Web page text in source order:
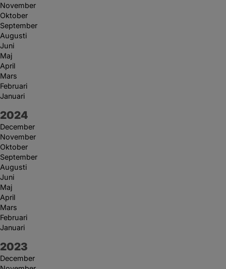
November
Oktober
September
Augusti
Juni
Maj
April
Mars
Februari
Januari
År:
2024
December
November
Oktober
September
Augusti
Juni
Maj
April
Mars
Februari
Januari
År:
2023
December